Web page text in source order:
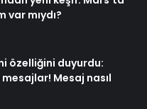
var mıydı?
özelliğini duyurdu:
Mesaj nasıl